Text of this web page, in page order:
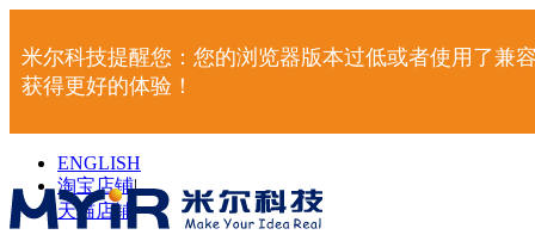
米尔科技提醒您：您的浏览器版本过低或者使用了兼
获得更好的体验！
ENGLISH
淘宝店铺|
天猫店铺 |